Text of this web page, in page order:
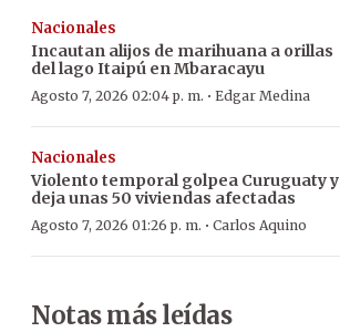
Nacionales
Incautan alijos de marihuana a orillas
del lago Itaipú en Mbaracayu
Agosto 7, 2026 02:04 p. m. · Edgar Medina
Nacionales
Violento temporal golpea Curuguaty y
deja unas 50 viviendas afectadas
Agosto 7, 2026 01:26 p. m. · Carlos Aquino
Notas más leídas